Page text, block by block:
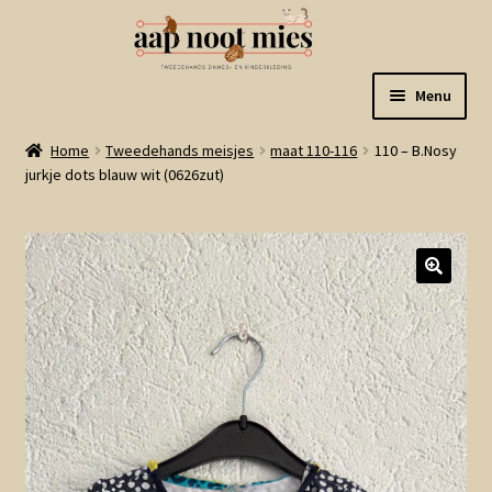
naar
navigatie
de
inhoud
Menu
Welkom
Winkel
Mijn account
Winkelmand
Linkjes
Home Tweedehands meisjes maat 110-116
110 – B.Nosy
jurkje dots blauw wit (0626zut)